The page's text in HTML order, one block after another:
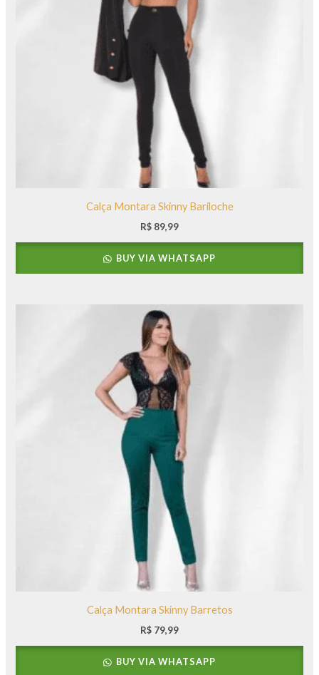
Calça Montara Skinny Bariloche
R$ 89,99
BUY VIA WHATSAPP
Calça Montara Skinny Barretos
R$ 79,99
BUY VIA WHATSAPP